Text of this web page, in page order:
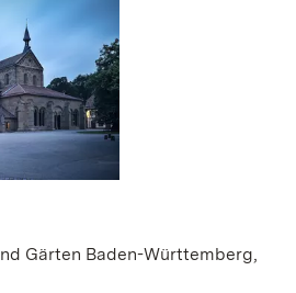
Gärten Baden-Württemberg,